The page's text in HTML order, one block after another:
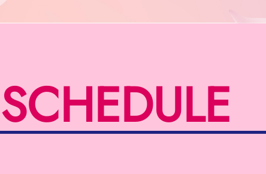
SCHEDULE